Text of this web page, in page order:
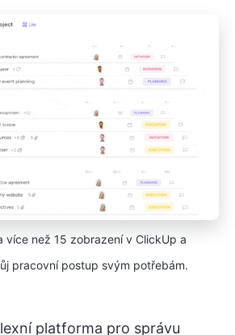
více než 15 zobrazení v ClickUp a
pracovní postup svým potřebám.
platforma pro správu